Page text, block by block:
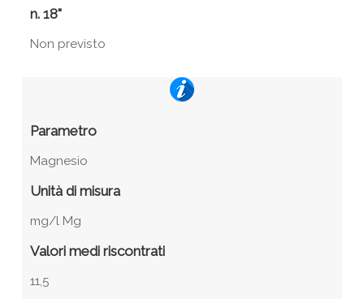
n. 18"
Non previsto
Parametro
Magnesio
Unità di misura
mg/l Mg
Valori medi riscontrati
11,5